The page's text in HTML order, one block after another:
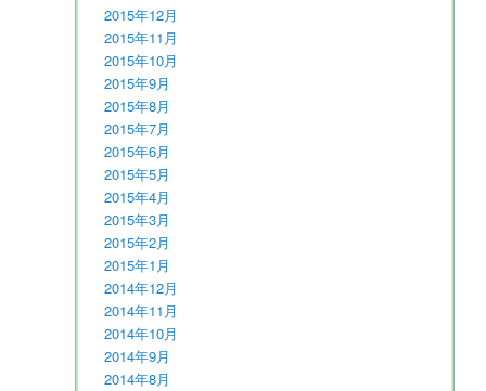
2015年12月
2015年11月
2015年10月
2015年9月
2015年8月
2015年7月
2015年6月
2015年5月
2015年4月
2015年3月
2015年2月
2015年1月
2014年12月
2014年11月
2014年10月
2014年9月
2014年8月